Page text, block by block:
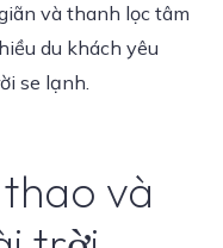
và thanh lọc tâm
du khách yêu
se lạnh.
và